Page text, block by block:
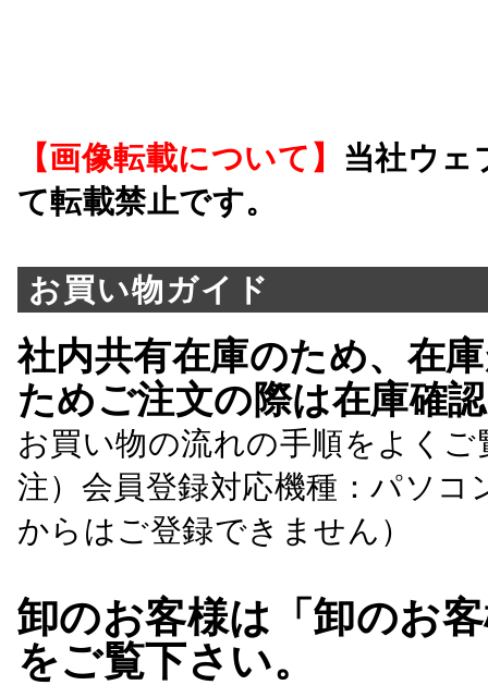
【画像転載について】 当社ウェ
て転載禁止です。
お買い物ガイド
社内共有在庫のため、在
ためご注文の際は在庫確
お買い物の流れの手順をよくご
注）会員登録対応機種：パソ
からはご登録できません）
卸のお客様は「卸のお
をご覧下さい。